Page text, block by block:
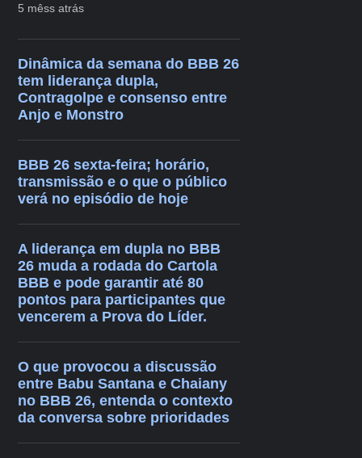
5 mêss atrás
Dinâmica da semana do BBB 26
tem liderança dupla,
Contragolpe e consenso entre
Anjo e Monstro
BBB 26 sexta-feira; horário,
transmissão e o que o público
verá no episódio de hoje
A liderança em dupla no BBB
26 muda a rodada do Cartola
BBB e pode garantir até 80
pontos para participantes que
vencerem a Prova do Líder.
O que provocou a discussão
entre Babu Santana e Chaiany
no BBB 26, entenda o contexto
da conversa sobre prioridades